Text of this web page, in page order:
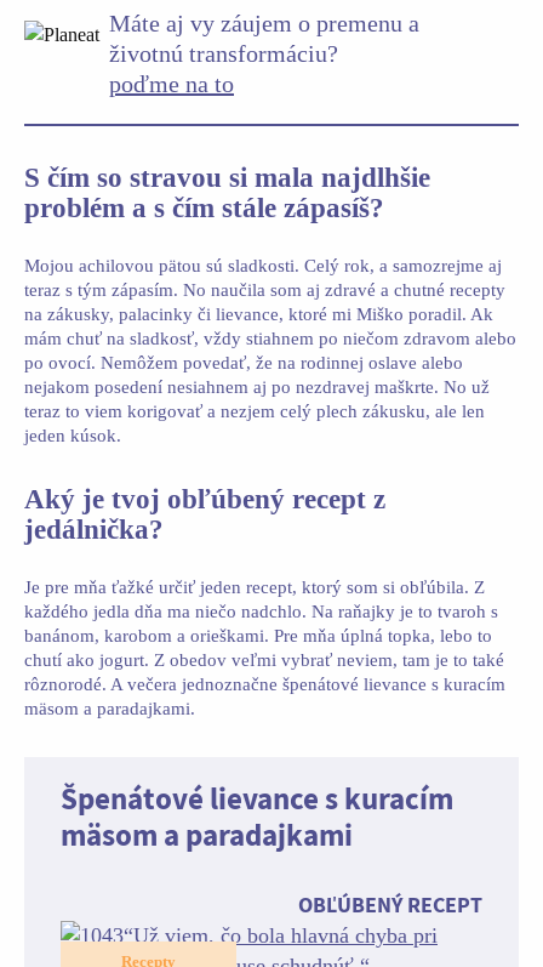
Máte aj vy záujem o premenu a
životnú transformáciu?
poďme na to
S čím so stravou si mala najdlhšie
problém a s čím stále zápasíš?
Mojou achilovou pätou sú sladkosti. Celý rok, a samozrejme aj
teraz s tým zápasím. No naučila som aj zdravé a chutné recepty
na zákusky, palacinky či lievance, ktoré mi Miško poradil. Ak
mám chuť na sladkosť, vždy stiahnem po niečom zdravom alebo
po ovocí. Nemôžem povedať, že na rodinnej oslave alebo
nejakom posedení nesiahnem aj po nezdravej maškrte. No už
teraz to viem korigovať a nezjem celý plech zákusku, ale len
jeden kúsok.
Aký je tvoj obľúbený recept z
jedálnička?
Je pre mňa ťažké určiť jeden recept, ktorý som si obľúbila. Z
každého jedla dňa ma niečo nadchlo. Na raňajky je to tvaroh s
banánom, karobom a orieškami. Pre mňa úplná topka, lebo to
chutí ako jogurt. Z obedov veľmi vybrať neviem, tam je to také
rôznorodé. A večera jednoznačne špenátové lievance s kuracím
mäsom a paradajkami.
Špenátové lievance s kuracím
mäsom a paradajkami
OBĽÚBENÝ RECEPT
Recepty